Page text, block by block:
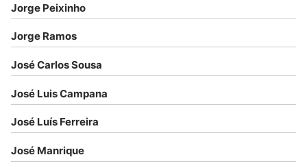
Jorge Peixinho
Jorge Ramos
José Carlos Sousa
José Luis Campana
José Luís Ferreira
José Manrique